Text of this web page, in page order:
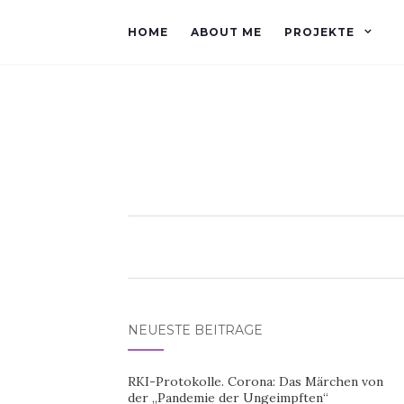
HOME ABOUT ME PROJEKTE
NEUESTE BEITRÄGE
RKI-Protokolle. Corona: Das Märchen von
der „Pandemie der Ungeimpften“